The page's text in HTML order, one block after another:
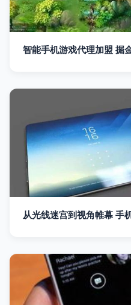
智能手机游戏代理加盟 掘
从光线迷宫到视角帷幕 手